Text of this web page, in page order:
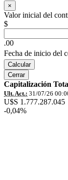
×
Valor inicial del
$
.00
Fecha de inicio del
Calcular
Cerrar
Capitalización
Ult. Act.: 31/07/26
U$S 1.777.287.045
-0,04%